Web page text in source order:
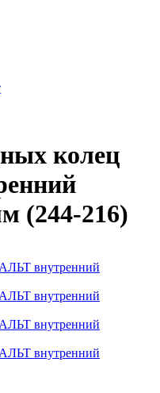
колец
(244-216)